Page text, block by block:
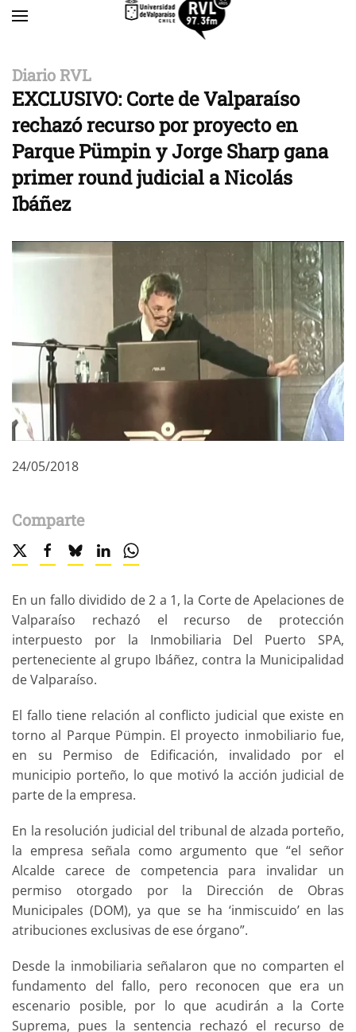
Diario RVL
EXCLUSIVO: Corte de Valparaíso
rechazó recurso por proyecto en
Parque Pümpin y Jorge Sharp gana
primer round judicial a Nicolás
Ibáñez
24/05/2018
Comparte
En un fallo dividido de 2 a 1, la Corte de Apelaciones de
Valparaíso rechazó el recurso de protección
interpuesto por la Inmobiliaria Del Puerto SPA,
perteneciente al grupo Ibáñez, contra la Municipalidad
de Valparaíso.
El fallo tiene relación al conflicto judicial que existe en
torno al Parque Pümpin. El proyecto inmobiliario fue,
en su Permiso de Edificación, invalidado por el
municipio porteño, lo que motivó la acción judicial de
parte de la empresa.
En la resolución judicial del tribunal de alzada porteño,
la empresa señala como argumento que “el señor
Alcalde carece de competencia para invalidar un
permiso otorgado por la Dirección de Obras
Municipales (DOM), ya que se ha ‘inmiscuido’ en las
atribuciones exclusivas de ese órgano”.
Desde la inmobiliaria señalaron que no comparten el
fundamento del fallo, pero reconocen que era un
escenario posible, por lo que acudirán a la Corte
Suprema, pues la sentencia rechazó el recurso de